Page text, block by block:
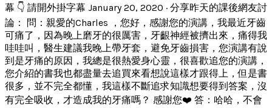
幕 👇 請開外掛字幕 January 20, 2020 · 分享昨天的課後網友討
論： 問：親愛的Charles ，您好，感謝您的演講，我最近牙齒
可痛了，因為晚上磨牙的很厲害，牙齦神經被擠出來，痛得我
哇哇叫，醫生建議我晚上帶牙套，避免牙齒損害，您演講有說
到是牙痛的原因，我總是很熱愛身心靈，很喜歡追您的演講，
您介紹的書我也都盡量去追買來看想說這樣才跟得上，但是書
很多，並不完全都懂，我這樣不斷追求知識想要得到答案，沒
有完全吸收，才造成我的牙痛嗎？ 感謝您❤️ 答：哈哈，不會